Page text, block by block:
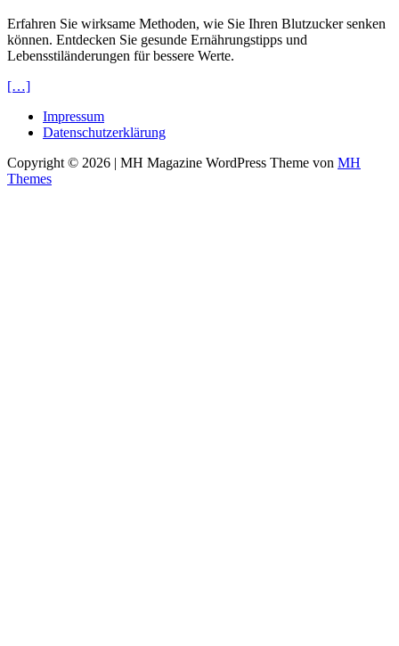
Erfahren Sie wirksame Methoden, wie Sie Ihren Blutzucker senken
können. Entdecken Sie gesunde Ernährungstipps und
Lebensstiländerungen für bessere Werte.
[…]
Impressum
Datenschutzerklärung
Copyright © 2026 | MH Magazine WordPress Theme von MH
Themes